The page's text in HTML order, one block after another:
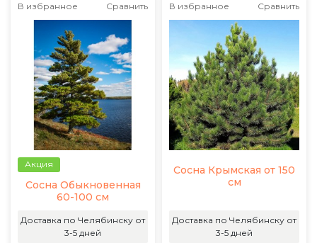
В избранное Сравнить
Акция
Сосна Обыкновенная
60-100 см
Доставка по Челябинску от
3-5 дней
В избранное Сравнить
Сосна Крымская от 150
см
Доставка по Челябинску от
3-5 дней